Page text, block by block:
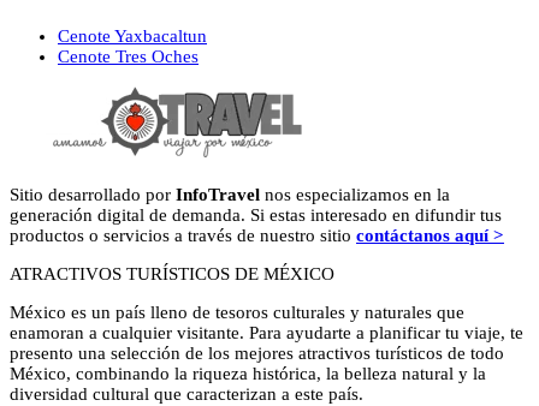
previous
post:
Cenote Yaxbacaltun
next
Cenote Tres Oches
Sitio desarrollado por InfoTravel nos especializamos en la
generación digital de demanda. Si estas interesado en difundir tus
productos o servicios a través de nuestro sitio contáctanos aquí >
ATRACTIVOS TURÍSTICOS DE MÉXICO
México es un país lleno de tesoros culturales y naturales que
enamoran a cualquier visitante. Para ayudarte a planificar tu viaje, te
presento una selección de los mejores atractivos turísticos de todo
México, combinando la riqueza histórica, la belleza natural y la
diversidad cultural que caracterizan a este país.